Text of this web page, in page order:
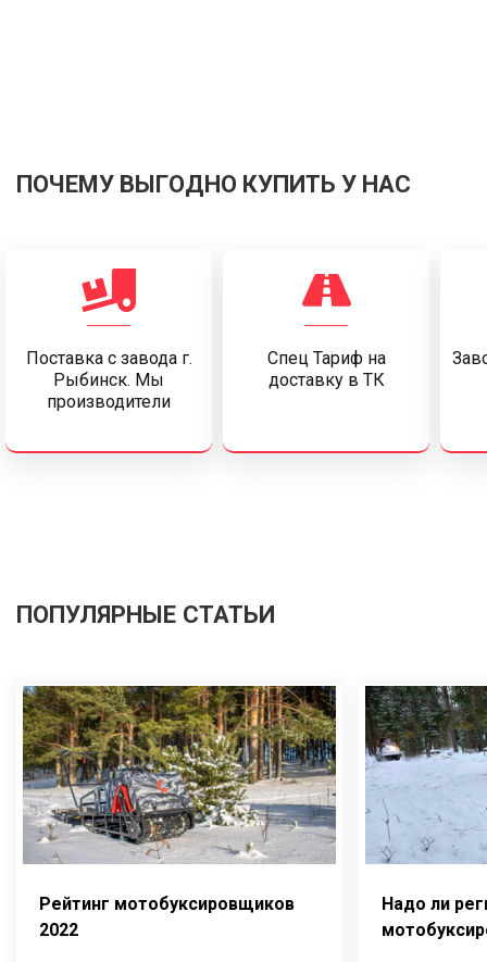
ПОЧЕМУ ВЫГОДНО КУПИТЬ У НАС
Поставка c завода г.
Рыбинск. Мы
производители
Спец Тариф на
доставку в ТК
ПОПУЛЯРНЫЕ СТАТЬИ
Рейтинг мотобуксировщиков
2022
Надо ли